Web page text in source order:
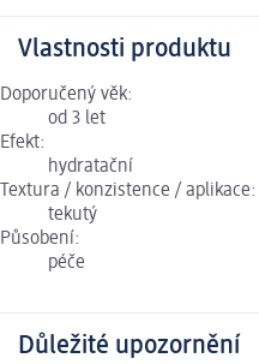
Vlastnosti produktu
Doporučený věk:
od 3 let
Efekt:
hydratační
Textura / konzistence / aplikace:
tekutý
Působení:
péče
Důležité upozornění